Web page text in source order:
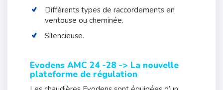
Différents types de raccordements en
ventouse ou cheminée.
Silencieuse.
Evodens AMC 24 -28 -> La nouvelle
plateforme de régulation